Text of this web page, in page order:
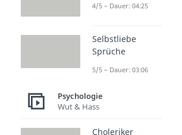
4/5 – Dauer: 04:25
Selbstliebe
Sprüche
5/5 – Dauer: 03:06
Psychologie
Wut & Hass
Choleriker